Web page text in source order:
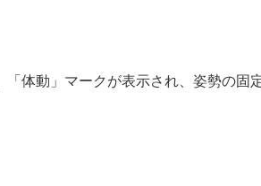
体動」マークが表示され、姿勢の固